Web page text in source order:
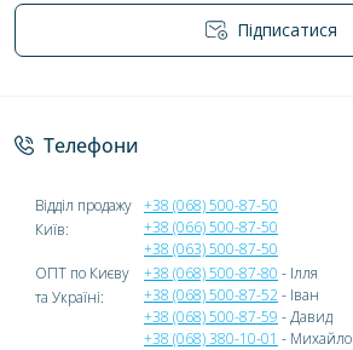
Підписатися
Телефони
Відділ продажу
Київ:
+38 (068) 500-87-50
+38 (066) 500-87-50
+38 (063) 500-87-50
ОПТ по Києву
та Україні:
+38 (068) 500-87-80 - Ілля
+38 (068) 500-87-52- Іван
+38 (068) 500-87-59 - Давид
+38 (068) 380-10-01 - Михайло